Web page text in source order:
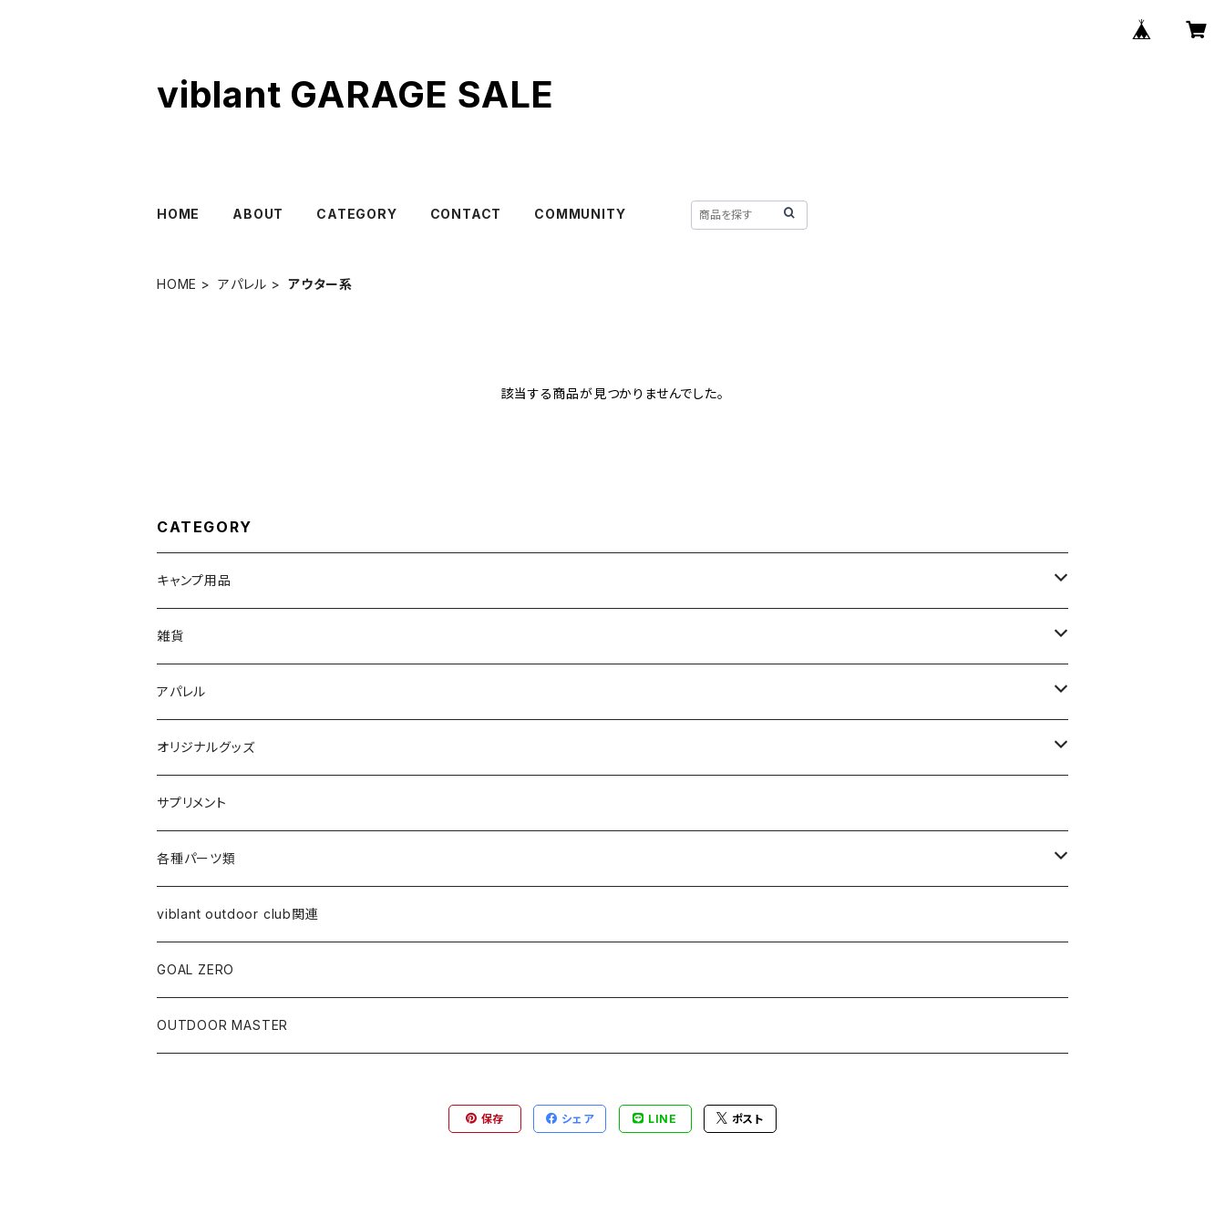
viblant GARAGE SALE
HOME ABOUT CATEGORY CONTACT COMMUNITY
HOME アパレル アウター系
該当する商品が見つかりませんでした。
CATEGORY
キャンプ用品
ランタン関連
ケース類
食器類
オイルランプ
オイル
替え芯
クーラー・ジャグ
ジャグ
雑貨
キッズ向け
ステッカー
アパレル
Tシャツ
帽子類
アウター系
スウェット
オリジナルグッズ
ステッカー
食器類
ケース類
バッグ類
サプリメント
各種パーツ類
コールマン関連
ペトロマックス関連
VAPALUX関連
viblant outdoor club関連
GOAL ZERO
OUTDOOR MASTER
保存 シェア LINE ポスト